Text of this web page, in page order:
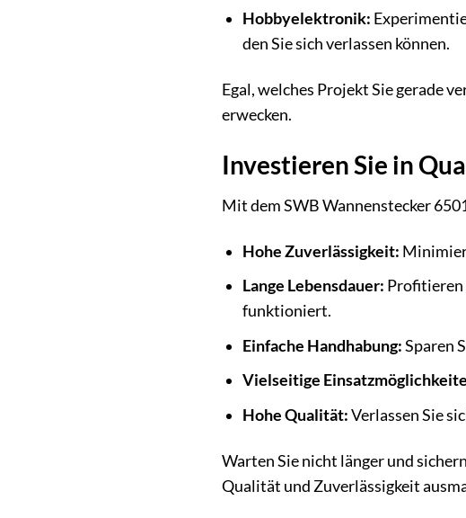
Hobbyelektronik:
den Sie sich verlassen können.
Egal, welches Projekt Sie gerade
erwecken.
Investieren Sie in
Mit dem SWB Wannenstecker
Hohe Zuverlässigkeit:
Lange Lebensdauer: Profitieren
funktioniert.
Einfache Handhabung:Sparen
Vielseitige
Hohe Qualität:Verlassen Sie
Warten Sie nicht länger und
Qualität und Zuverlässigkeit